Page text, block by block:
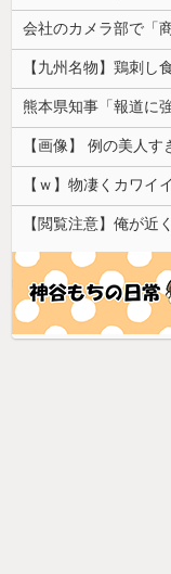
【ｗ】物凄くカワイ
【閲覧注意】俺が近